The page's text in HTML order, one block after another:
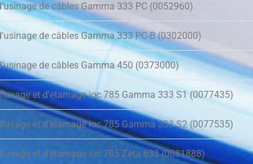
de câbles Gamma 333 PC (0052960)
de câbles Gamma 333 PC-B (0302000)
de câbles Gamma 450 (0373000)
et d’étamage ioc 785 Gamma 333 S1 (0077435)
et d’étamage ioc 785 Gamma 333 S2 (0077535)
et d’étamage ioc 785 Zeta 633 (0081888)